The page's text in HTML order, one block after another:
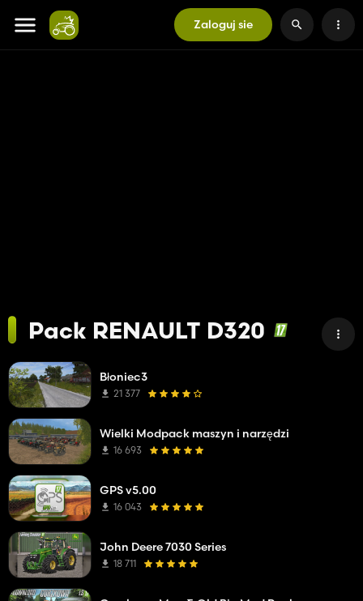
Zaloguj sie
Pack RENAULT D320
Błoniec3
21 377
Wielki Modpack maszyn i narzędzi
16 693
GPS v5.00
16 043
John Deere 7030 Series
18 711